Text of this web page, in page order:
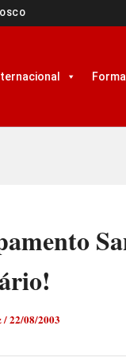
/22/08/2003